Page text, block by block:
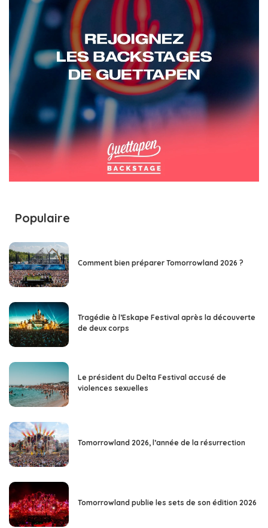
Populaire
Comment bien préparer Tomorrowland 2026 ?
Tragédie à l’Eskape Festival après la découverte
de deux corps
Le président du Delta Festival accusé de
violences sexuelles
Tomorrowland 2026, l’année de la résurrection
Tomorrowland publie les sets de son édition 2026